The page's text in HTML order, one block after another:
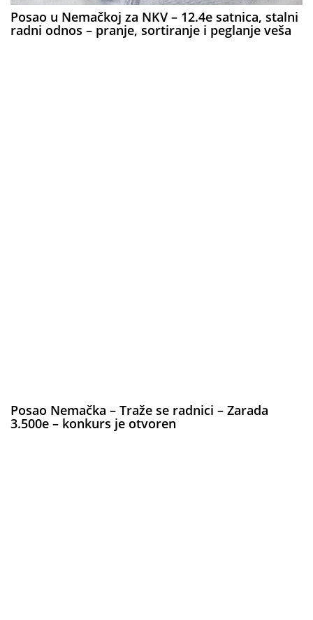
Posao u Nemačkoj za NKV – 12.4e satnica, stalni
radni odnos – pranje, sortiranje i peglanje veša
Posao Nemačka – Traže se radnici – Zarada
3.500e – konkurs je otvoren